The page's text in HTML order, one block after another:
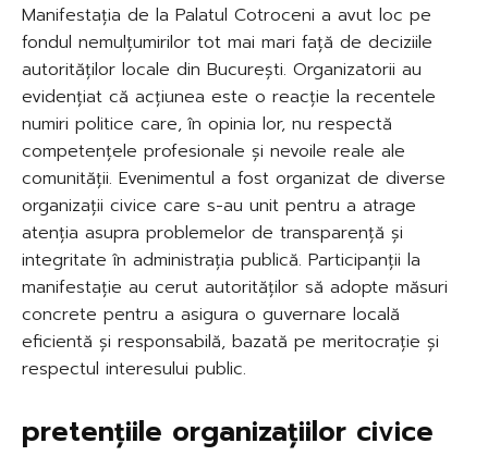
Manifestația de la Palatul Cotroceni a avut loc pe
fondul nemulțumirilor tot mai mari față de deciziile
autorităților locale din București. Organizatorii au
evidențiat că acțiunea este o reacție la recentele
numiri politice care, în opinia lor, nu respectă
competențele profesionale și nevoile reale ale
comunității. Evenimentul a fost organizat de diverse
organizații civice care s-au unit pentru a atrage
atenția asupra problemelor de transparență și
integritate în administrația publică. Participanții la
manifestație au cerut autorităților să adopte măsuri
concrete pentru a asigura o guvernare locală
eficientă și responsabilă, bazată pe meritocrație și
respectul interesului public.
pretențiile organizațiilor civice